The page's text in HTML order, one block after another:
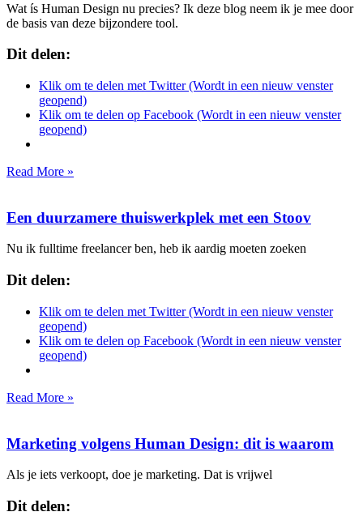
Wat ís Human Design nu precies? Ik deze blog neem ik je mee door
de basis van deze bijzondere tool.
Dit delen:
Klik om te delen met Twitter (Wordt in een nieuw venster
geopend)
Klik om te delen op Facebook (Wordt in een nieuw venster
geopend)
Read More »
Een duurzamere thuiswerkplek met een Stoov
Nu ik fulltime freelancer ben, heb ik aardig moeten zoeken
Dit delen:
Klik om te delen met Twitter (Wordt in een nieuw venster
geopend)
Klik om te delen op Facebook (Wordt in een nieuw venster
geopend)
Read More »
Marketing volgens Human Design: dit is waarom
Als je iets verkoopt, doe je marketing. Dat is vrijwel
Dit delen: